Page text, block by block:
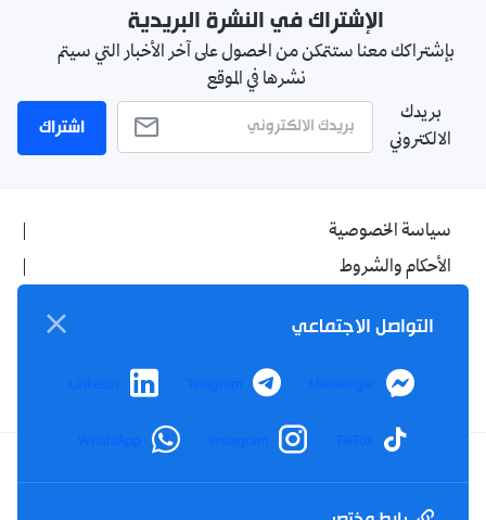
الإشتراك في النشرة البريدية
بإشتراكك معنا ستتمكن من الحصول على آخر الأخبار التي سيتم
نشرها في الموقع
بريدك
الالكتروني
اشتراك
سياسة الخصوصية
الأحكام والشروط
اتصل بنا
من نحن
Facebook
YouTube
TikTok
Twitter
التواصل الاجتماعي
Messenger
Telegram
LinkedIn
TikTok
Instagram
WhatsApp